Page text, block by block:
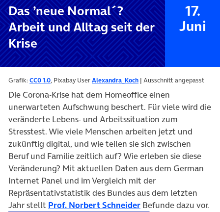
Das ’neue Normal´?
Arbeit und Alltag seit der
Krise
17.
Juni
Grafik: CC0 1.0, Pixabay UserAlexandra_Koch | Ausschnitt angepasst
Die Corona-Krise hat dem Homeoffice einen
unerwarteten Aufschwung beschert. Für viele wird die
veränderte Lebens- und Arbeitssituation zum
Stresstest. Wie viele Menschen arbeiten jetzt und
zukünftig digital, und wie teilen sie sich zwischen
Beruf und Familie zeitlich auf? Wie erleben sie diese
Veränderung? Mit aktuellen Daten aus dem German
Internet Panel und im Vergleich mit der
Repräsentativstatistik des Bundes aus dem letzten
Jahr stellt Prof. Norbert Schneider(öffnet in neuem
Befunde dazu vor.